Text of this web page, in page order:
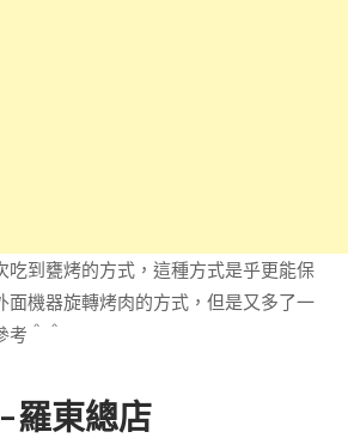
吃到甕烤的方式，這種方式是乎更能保
面機器旋轉烤肉的方式，但是又多了一
＾＾
羅東總店